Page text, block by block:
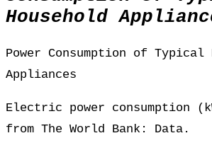
Household
Power Consumption of Typical
Appliances
Electric power consumption
from The World Bank: Data.